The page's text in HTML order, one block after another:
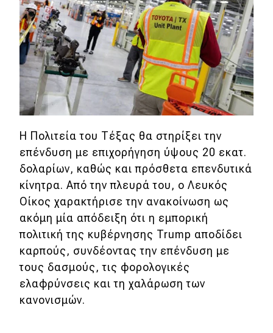
Η Πολιτεία του Τέξας θα στηρίξει την
επένδυση με επιχορήγηση ύψους 20 εκατ.
δολαρίων, καθώς και πρόσθετα επενδυτικά
κίνητρα. Από την πλευρά του, ο Λευκός
Οίκος χαρακτήρισε την ανακοίνωση ως
ακόμη μία απόδειξη ότι η εμπορική
πολιτική της κυβέρνησης Trump αποδίδει
καρπούς, συνδέοντας την επένδυση με
τους δασμούς, τις φορολογικές
ελαφρύνσεις και τη χαλάρωση των
κανονισμών.